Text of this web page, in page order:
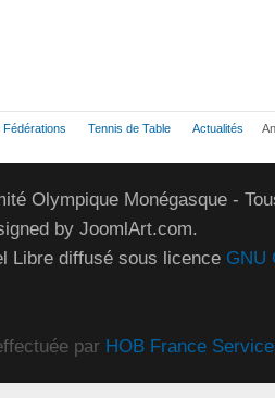
Fédérations Tennis de Table Actualités
Olympique Monégasque -
by JoomlArt.com.
Libre diffusé sous licence GNU
par HOB France